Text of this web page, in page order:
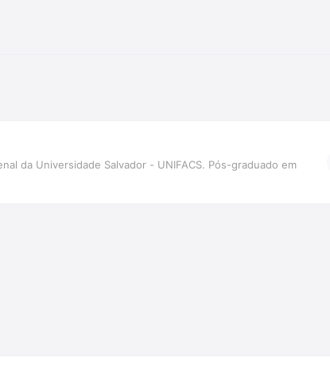
da Universidade Salvador - UNIFACS. Pós-graduado em